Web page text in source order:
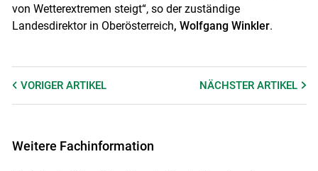
von Wetterextremen steigt“, so der zuständige
Landesdirektor in Oberösterreich, Wolfgang Winkler.
VORIGER ARTIKEL NÄCHSTERARTIKEL
Weitere Fachinformation